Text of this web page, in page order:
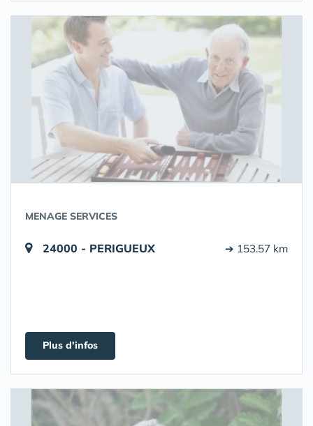
MENAGE SERVICES
24000 - PERIGUEUX ➔ 153.57 km
Plus d'infos